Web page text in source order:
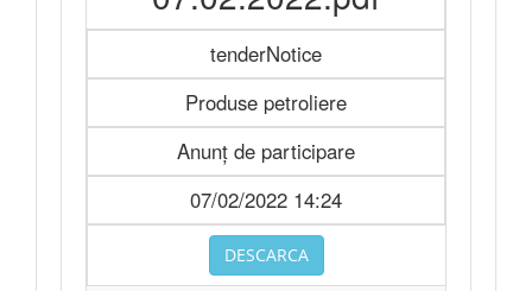
tenderNotice
Produse petroliere
Anunț de participare
07/02/2022 14:24
DESCARCA